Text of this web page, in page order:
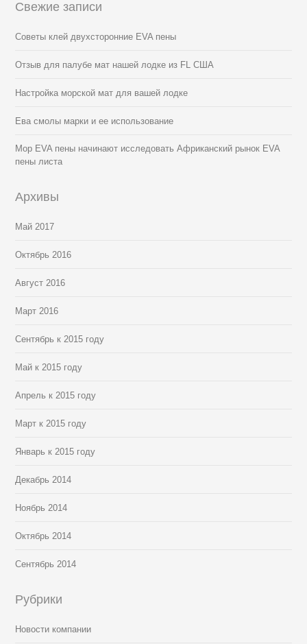
Свежие записи
Советы клей двухсторонние EVA пены
Отзыв для палубе мат нашей лодке из FL США
Настройка морской мат для вашей лодке
Ева смолы марки и ее использование
Мор EVA пены начинают исследовать Африканский рынок EVA
пены листа
Архивы
Май 2017
Октябрь 2016
Август 2016
Март 2016
Сентябрь к 2015 году
Май к 2015 году
Апрель к 2015 году
Март к 2015 году
Январь к 2015 году
Декабрь 2014
Ноябрь 2014
Октябрь 2014
Сентябрь 2014
Рубрики
Новости компании